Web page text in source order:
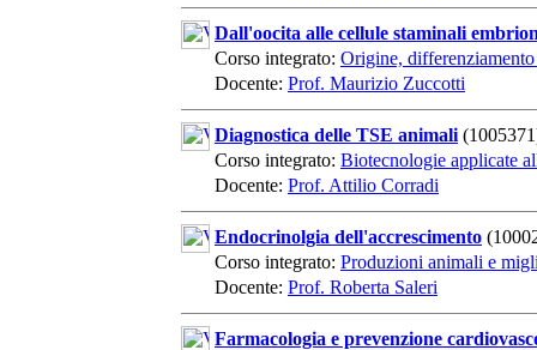
Dall'oocita alle cellule staminali
Corso integrato: Origine,
Docente: Prof. Maurizio Zuccotti
Diagnostica delle TSE animali
Corso integrato: Biotecnologie applicate
Docente: Prof. Attilio Corradi
Endocrinolgia dell'accrescimento
Corso integrato: Produzioni animali e
Docente: Prof. Roberta Saleri
Farmacologia e prevenzione